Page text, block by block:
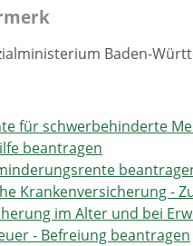
Baden-
für schwerbehinderte
beantragen
Krankenversicherung -
im Alter und bei
- Befreiung beantragen